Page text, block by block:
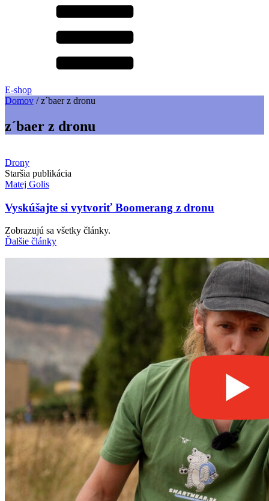
E-shop
Domov /z´baer z dronu
z´baer z dronu
Drony
Staršia publikácia
Matej Golis
Vyskúšajte si vytvoriť Boomerang z dronu
Zobrazujú sa všetky články.
Ďalšie články